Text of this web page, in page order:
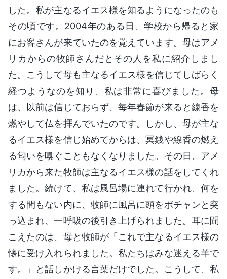
した。私が主なるイエス様を知るようになったのも
その頃です。2004年のある日、学校から帰ると家
にお客さんが来ていたのを覚えています。母はアメ
リカからの牧師さんだとその人を私に紹介しまし
た。こうして母も主なるイエス様を信じてしばらく
経つようなのを知り、私は非常に喜びました。母
は、以前は信じておらず、毎年春節が来ると線香を
燃やして仏を拝んでいたのです。しかし、母が主な
るイエス様を信じ始めてからは、冥銭や線香の燃え
る匂いを嗅ぐこともなくなりました。その日、アメ
リカから来た牧師は主なるイエス様の話をしてくれ
ました。続けて、私は風呂場に連れて行かれ、何を
する間もない内に、牧師に風呂に頭をボチャンと突
っ込まれ、一呼吸の後引き上げられました。耳に聞
こえたのは、母と牧師が「これで主なるイエス様の
懐に受け入れられました。私たちはみな迷える羊で
す。」と話しかける言葉だけでした。こうして、私